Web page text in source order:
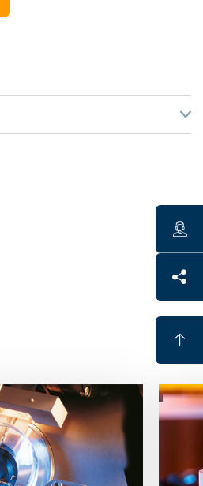
water repellent hydrophobic
super easy to clean oleophobic
application of top coatings in
as application in a separate
super top coat performance
materials